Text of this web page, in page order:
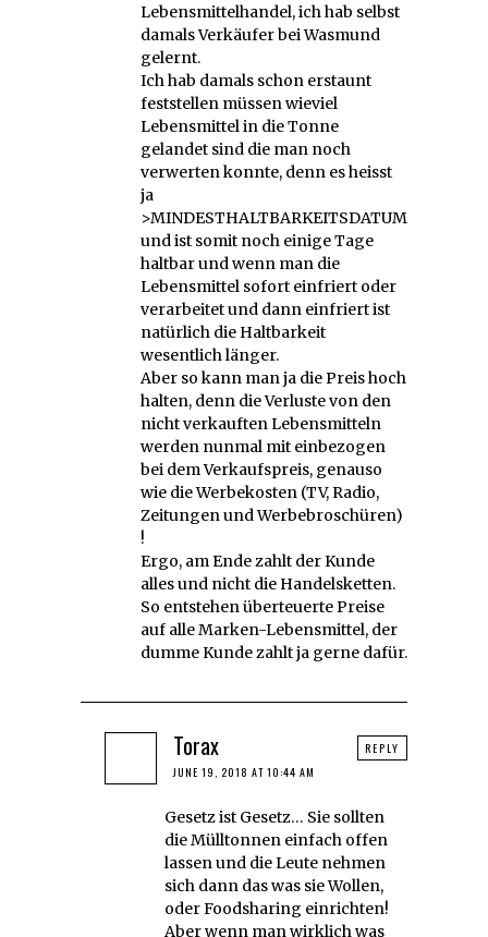
Lebensmittelhandel, ich hab selbst
damals Verkäufer bei Wasmund
gelernt.
Ich hab damals schon erstaunt
feststellen müssen wieviel
Lebensmittel in die Tonne
gelandet sind die man noch
verwerten konnte, denn es heisst
ja
>MINDESTHALTBARKEITSDATUM<
und ist somit noch einige Tage
haltbar und wenn man die
Lebensmittel sofort einfriert oder
verarbeitet und dann einfriert ist
natürlich die Haltbarkeit
wesentlich länger.
Aber so kann man ja die Preis hoch
halten, denn die Verluste von den
nicht verkauften Lebensmitteln
werden nunmal mit einbezogen
bei dem Verkaufspreis, genauso
wie die Werbekosten (TV, Radio,
Zeitungen und Werbebroschüren)
!
Ergo, am Ende zahlt der Kunde
alles und nicht die Handelsketten.
So entstehen überteuerte Preise
auf alle Marken-Lebensmittel, der
dumme Kunde zahlt ja gerne dafür.
Torax
JUNE 19, 2018 AT 10:44 AM
Gesetz ist Gesetz… Sie sollten
die Mülltonnen einfach offen
lassen und die Leute nehmen
sich dann das was sie Wollen,
oder Foodsharing einrichten!
Aber wenn man wirklich was
REPLY